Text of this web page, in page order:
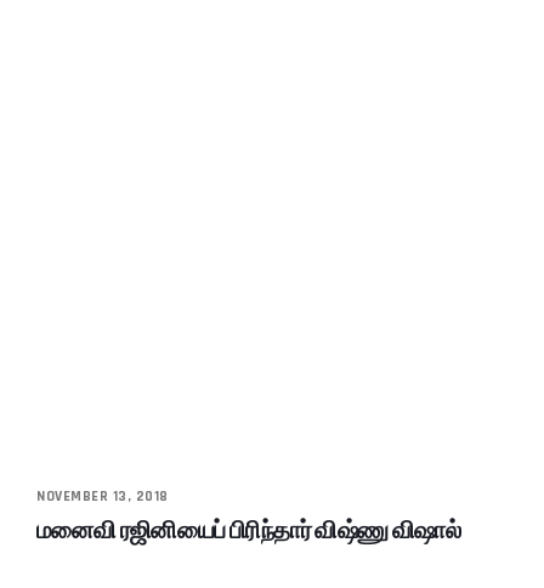
NOVEMBER 13, 2018
மனைவி ரஜினியைப் பிரிந்தார் விஷ்ணு விஷால்